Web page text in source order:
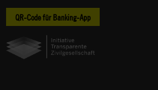
QR-Code für Banking-App